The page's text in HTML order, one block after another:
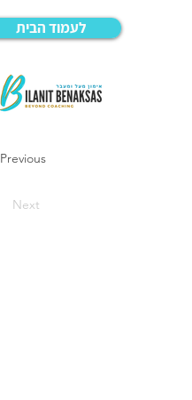
לעמוד הבית
Previous
Next